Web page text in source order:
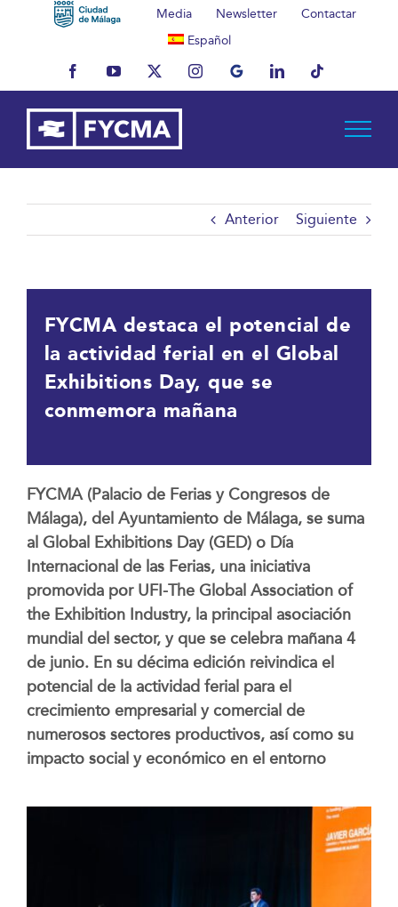
Media Newsletter
Contactar
Español
FacebookYouTubeX InstagramMyBusinessLinkedInTiktok
Anterior Siguiente
FYCMA destaca el potencial de
la actividad ferial en el Global
Exhibitions Day, que se
conmemora mañana
FYCMA (Palacio de Ferias y Congresos de
Málaga), del Ayuntamiento de Málaga, se suma
al Global Exhibitions Day (GED) o Día
Internacional de las Ferias, una iniciativa
promovida por UFI-The Global Association of
the Exhibition Industry, la principal asociación
mundial del sector, y que se celebra mañana 4
de junio. En su décima edición reivindica el
potencial de la actividad ferial para el
crecimiento empresarial y comercial de
numerosos sectores productivos, así como su
impacto social y económico en el entorno